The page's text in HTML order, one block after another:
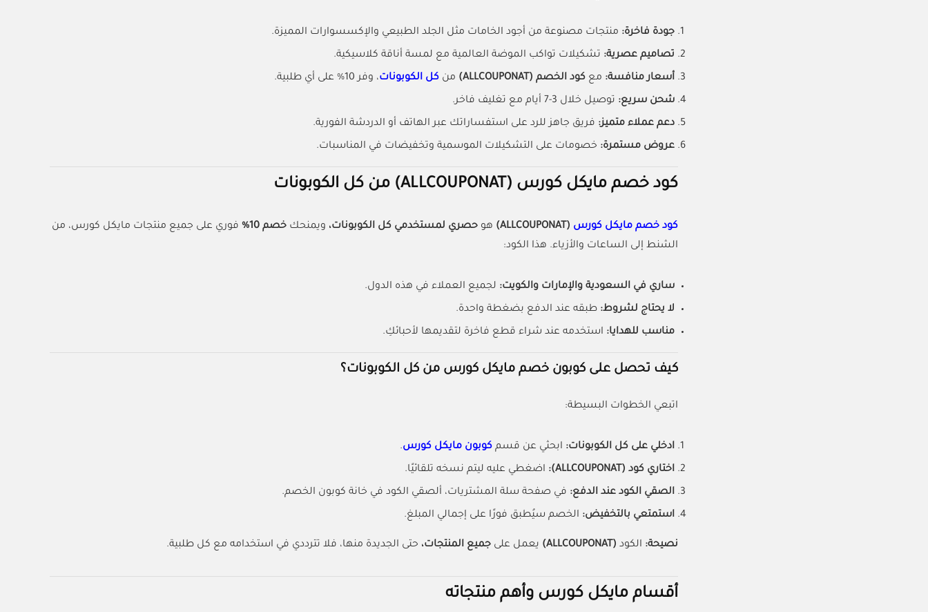
جودة فاخرة: منتجات مصنوعة من أجود الخامات مثل الجلد الطبيعي والإكسسوارات المميزة.
تصاميم عصرية: تشكيلات تواكب الموضة العالمية مع لمسة أناقة كلاسيكية.
أسعار منافسة: مع كود الخصم (ALLCOUPONAT) من كل الكوبونات، وفر 10% على أي طلبية.
شحن سريع: توصيل خلال 3-7 أيام مع تغليف فاخر.
دعم عملاء متميز: فريق جاهز للرد على استفساراتك عبر الهاتف أو الدردشة الفورية.
عروض مستمرة: خصومات على التشكيلات الموسمية وتخفيضات في المناسبات.
كود خصم مايكل كورس (ALLCOUPONAT) من كل الكوبونات
كود خصم مايكل كورس (ALLCOUPONAT) هو حصري لمستخدمي كل الكوبونات، ويمنحك خصم 10%
فوري على جميع منتجات مايكل كورس، من
الشنط إلى الساعات والأزياء. هذا الكود:
ساري في السعودية والإمارات والكويت: لجميع العملاء في هذه الدول.
لا يحتاج لشروط: طبقه عند الدفع بضغطة واحدة.
مناسب للهدايا: استخدمه عند شراء قطع فاخرة لتقديمها لأحبائكِ.
كيف تحصل على كوبون خصم مايكل كورس من كل الكوبونات؟
اتبعي الخطوات البسيطة:
ادخلي على كل الكوبونات: ابحثي عن قسم كوبون مايكل كورس.
اختاري كود (ALLCOUPONAT): اضغطي عليه ليتم نسخه تلقائيًا.
الصقي الكود عند الدفع: في صفحة سلة المشتريات، ألصقي الكود في خانة كوبون الخصم.
استمتعي بالتخفيض: الخصم سيُطبق فورًا على إجمالي المبلغ.
نصيحة: الكود (ALLCOUPONAT) يعمل على جميع المنتجات، حتى الجديدة منها، فلا تترددي في استخدامه مع كل طلبية.
أقسام مايكل كورس وأهم منتجاته